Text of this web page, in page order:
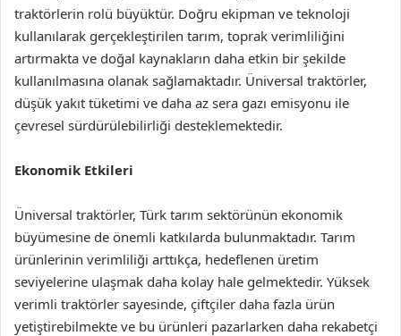
traktörlerin rolü büyüktür. Doğru ekipman ve teknoloji
kullanılarak gerçekleştirilen tarım, toprak verimliliğini
artırmakta ve doğal kaynakların daha etkin bir şekilde
kullanılmasına olanak sağlamaktadır. Üniversal traktörler,
düşük yakıt tüketimi ve daha az sera gazı emisyonu ile
çevresel sürdürülebilirliği desteklemektedir.
Ekonomik Etkileri
Üniversal traktörler, Türk tarım sektörünün ekonomik
büyümesine de önemli katkılarda bulunmaktadır. Tarım
ürünlerinin verimliliği arttıkça, hedeflenen üretim
seviyelerine ulaşmak daha kolay hale gelmektedir. Yüksek
verimli traktörler sayesinde, çiftçiler daha fazla ürün
yetiştirebilmekte ve bu ürünleri pazarlarken daha rekabetçi